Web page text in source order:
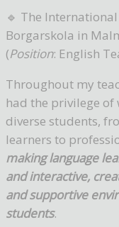
🔹 The
Borgarskola in
(Position: English
Throughout my
had the privilege
diverse students,
learners to
making language
and interactive,
and supportive
students.